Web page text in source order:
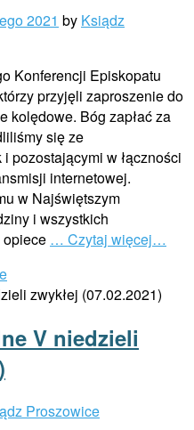
2021 by Ksiądz
Konferencji Episkopatu
przyjęli zaproszenie do
kolędowe. Bóg zapłać za
się ze
pozostającymi w łączności
internetowej.
w Najświętszym
i wszystkich
… Czytaj więcej…
V niedzieli
Proszowice